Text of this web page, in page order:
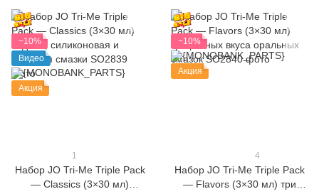
−10%
Видео
Акция
1
Набор JO Tri-Me Triple Pack
— Classics (3×30 мл)
−10%
Акция
4
Набор JO Tri-Me Triple Pack
— Flavors (3×30 мл) три